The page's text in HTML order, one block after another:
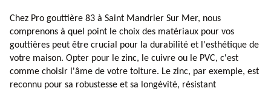
Chez Pro gouttière 83 à Saint Mandrier Sur Mer, nous
comprenons à quel point le choix des matériaux pour vos
gouttières peut être crucial pour la durabilité et l'esthétique de
votre maison. Opter pour le zinc, le cuivre ou le PVC, c'est
comme choisir l'âme de votre toiture. Le zinc, par exemple, est
reconnu pour sa robustesse et sa longévité, résistant